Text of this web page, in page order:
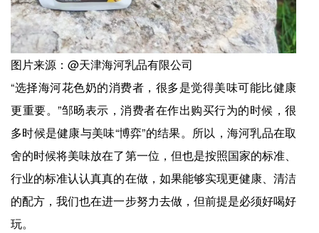
图片来源：@天津海河乳品有限公司
“选择海河花色奶的消费者，很多是觉得美味可能比健康
更重要。”邹旸表示，消费者在作出购买行为的时候，很
多时候是健康与美味“博弈”的结果。所以，海河乳品在取
舍的时候将美味放在了第一位，但也是按照国家的标准、
行业的标准认认真真的在做，如果能够实现更健康、清洁
的配方，我们也在进一步努力去做，但前提是必须好喝好
玩。